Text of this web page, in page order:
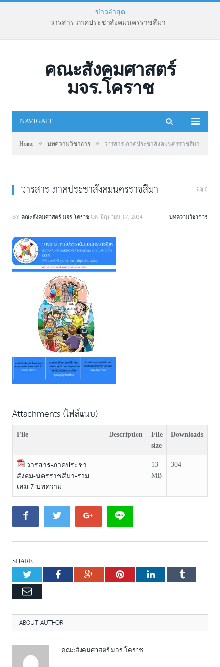
ข่าวล่าสุด
วารสาร ภาคประชาสังคมนครราชสีมา
คณะสังคมศาสตร์
มจร.โคราช
NAVIGATE
Home » บทความวิชาการ » วารสาร ภาคประชาสังคมนครราชสีมา
วารสาร ภาคประชาสังคมนครราชสีมา 0
BY คณะสังคมศาสตร์ มจร โคราช ON มิถุนายน 17, 2024 บทความวิชาการ
Attachments (ไฟล์แนบ)
File Description
File
size
Downloads
วารสาร-ภาคประชา
สังคม-นครราชสีมา-รวม
เล่ม-7-บทความ
13
MB
304
SHARE.
TwitterFacebookGoogle+PinterestLinkedInTumblr
Email
ABOUT AUTHOR
คณะสังคมศาสตร์ มจร โคราช